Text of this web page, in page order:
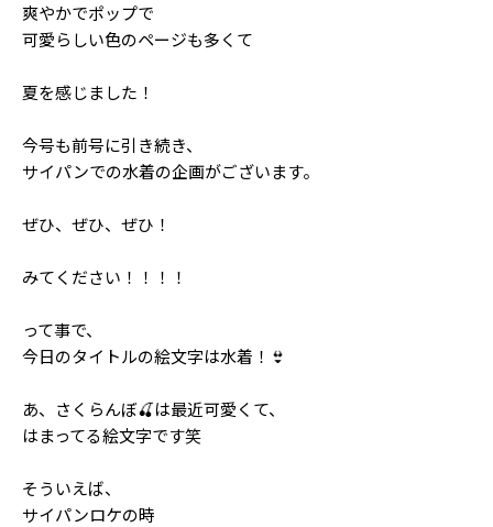
爽やかでポップで
可愛らしい色のページも多くて
夏を感じました！
今号も前号に引き続き、
サイパンでの水着の企画がございます。
ぜひ、ぜひ、ぜひ！
みてください！！！！
って事で、
今日のタイトルの絵文字は水着！👙
あ、さくらんぼ🍒は最近可愛くて、
はまってる絵文字です笑
そういえば、
サイパンロケの時